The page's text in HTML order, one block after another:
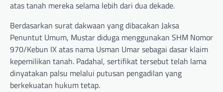
atas tanah mereka selama lebih dari dua dekade.
Berdasarkan surat dakwaan yang dibacakan Jaksa
Penuntut Umum, Mustar diduga menggunakan SHM Nomor
970/Kebun IX atas nama Usman Umar sebagai dasar klaim
kepemilikan tanah. Padahal, sertifikat tersebut telah lama
dinyatakan palsu melalui putusan pengadilan yang
berkekuatan hukum tetap.